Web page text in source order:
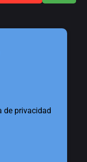
de privacidad